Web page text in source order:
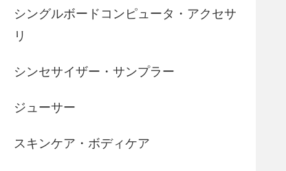
シングルボードコンピュータ・アクセサ
リ
シンセサイザー・サンプラー
ジューサー
スキンケア・ボディケア